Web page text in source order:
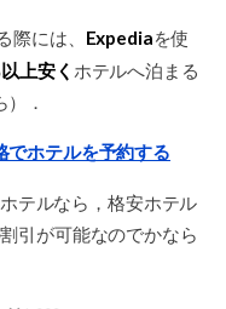
際には、 Expediaを使
上安く ホテルへ泊まる
．
でホテルを予約する
テルなら，格安ホテル
引が可能なのでかなら